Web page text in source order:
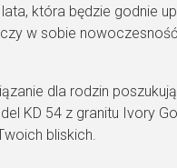
która będzie godnie
w sobie
dla rodzin
KD 54 z granitu Ivory
bliskich.